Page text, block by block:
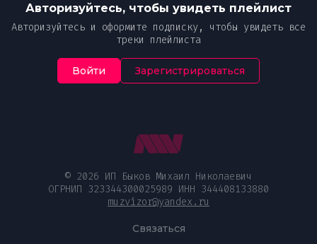
Авторизуйтесь, чтобы увидеть плейлист
Авторизуйтесь и оформите подписку, чтобы увидеть все
треки плейлиста
Войти Зарегистрироваться
© 2026 ИП Быков Михаил Николаевич
ОГРНИП 323344300025989 ИНН 344408133880
muzvizor@yandex.ru
Связаться